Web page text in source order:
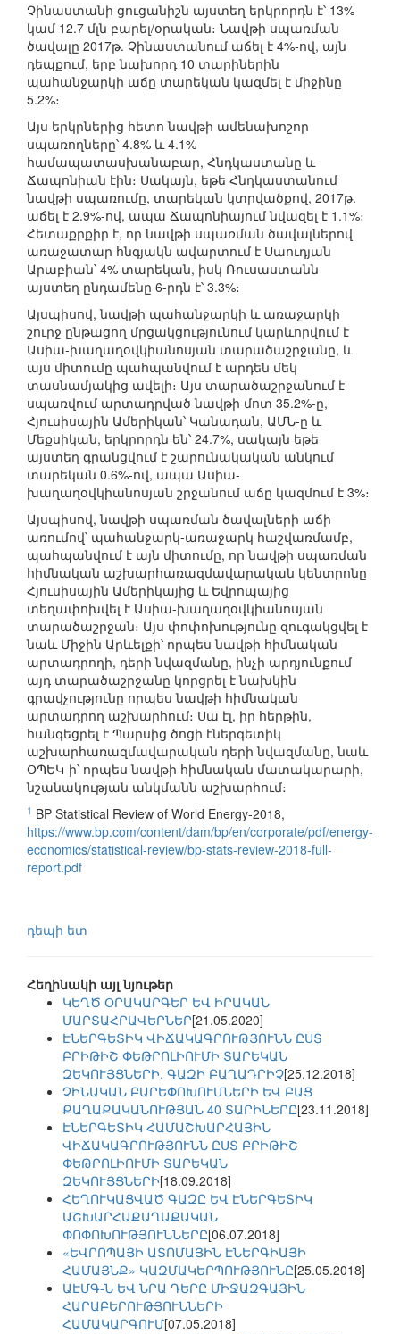
Չինաստանի ցուցանիշն այստեղ երկրորդն է՝ 13%
կամ 12.7 մլն բարել/օրական։ Նավթի սպառման
ծավալը 2017թ. Չինաստանում աճել է 4%-ով, այն
դեպքում, երբ նախորդ 10 տարիներին
պահանջարկի աճը տարեկան կազմել է միջինը
5.2%։
Այս երկրներից հետո նավթի ամենախոշոր
սպառողները՝ 4.8% և 4.1%
համապատասխանաբար, Հնդկաստանը և
Ճապոնիան էին։ Սակայն, եթե Հնդկաստանում
նավթի սպառումը, տարեկան կտրվածքով, 2017թ.
աճել է 2.9%-ով, ապա Ճապոնիայում նվազել է 1.1%։
Հետաքրքիր է, որ նավթի սպառման ծավալներով
առաջատար հնգյակն ավարտում է Սաուդյան
Արաբիան՝ 4% տարեկան, իսկ Ռուսաստանն
այստեղ ընդամենը 6-րդն է՝ 3.3%։
Այսպիսով, նավթի պահանջարկի և առաջարկի
շուրջ ընթացող մրցակցությունում կարևորվում է
Ասիա-խաղաղօվկիանոսյան տարածաշրջանը, և
այս միտումը պահպանվում է արդեն մեկ
տասնամյակից ավելի։ Այս տարածաշրջանում է
սպառվում արտադրված նավթի մոտ 35.2%-ը,
Հյուսիսային Ամերիկան՝ Կանադան, ԱՄՆ-ը և
Մեքսիկան, երկրորդն են՝ 24.7%, սակայն եթե
այստեղ գրանցվում է շարունակական անկում
տարեկան 0.6%-ով, ապա Ասիա-
խաղաղօվկիանոսյան շրջանում աճը կազմում է 3%։
Այսպիսով, նավթի սպառման ծավալների աճի
առումով՝ պահանջարկ-առաջարկ հաշվառմամբ,
պահպանվում է այն միտումը, որ նավթի սպառման
հիմնական աշխարհառազմավարական կենտրոնը
Հյուսիսային Ամերիկայից և Եվրոպայից
տեղափոխվել է Ասիա-խաղաղօվկիանոսյան
տարածաշրջան։ Այս փոփոխությունը զուգակցվել է
նաև Միջին Արևելքի՝ որպես նավթի հիմնական
արտադրողի, դերի նվազմանը, ինչի արդյունքում
այդ տարածաշրջանը կորցրել է նախկին
գրավչությունը որպես նավթի հիմնական
արտադրող աշխարհում։ Սա էլ, իր հերթին,
հանգեցրել է Պարսից ծոցի էներգետիկ
աշխարհառազմավարական դերի նվազմանը, նաև
ՕՊԵԿ-ի՝ որպես նավթի հիմնական մատակարարի,
նշանակության անկմանն աշխարհում։
1 BP Statistical Review of World Energy-2018,
https://www.bp.com/content/dam/bp/en/corporate/pdf/energy-
economics/statistical-review/bp-stats-review-2018-full-
report.pdf
դեպի ետ
Հեղինակի այլ նյութեր
ԿԵՂԾ ՕՐԱԿԱՐԳԵՐ ԵՎ ԻՐԱԿԱՆ
ՄԱՐՏԱՀՐԱՎԵՐՆԵՐ[21.05.2020]
ԷՆԵՐԳԵՏԻԿ ՎԻՃԱԿԱԳՐՈՒԹՅՈՒՆՆ ԸՍՏ
ԲՐԻԹԻՇ ՓԵԹՐՈԼԻՈՒՄԻ ՏԱՐԵԿԱՆ
ԶԵԿՈՒՅՑՆԵՐԻ. ԳԱԶԻ ԲԱՂԱԴՐԻՉ[25.12.2018]
ՉԻՆԱԿԱՆ ԲԱՐԵՓՈԽՈՒՄՆԵՐԻ ԵՎ ԲԱՑ
ՔԱՂԱՔԱԿԱՆՈՒԹՅԱՆ 40 ՏԱՐԻՆԵՐԸ[23.11.2018]
ԷՆԵՐԳԵՏԻԿ ՀԱՄԱՇԽԱՐՀԱՅԻՆ
ՎԻՃԱԿԱԳՐՈՒԹՅՈՒՆՆ ԸՍՏ ԲՐԻԹԻՇ
ՓԵԹՐՈԼԻՈՒՄԻ ՏԱՐԵԿԱՆ
ԶԵԿՈՒՅՑՆԵՐԻ[18.09.2018]
ՀԵՂՈՒԿԱՑՎԱԾ ԳԱԶԸ ԵՎ ԷՆԵՐԳԵՏԻԿ
ԱՇԽԱՐՀԱՔԱՂԱՔԱԿԱՆ
ՓՈՓՈԽՈՒԹՅՈՒՆՆԵՐԸ[06.07.2018]
«ԵՎՐՈՊԱՅԻ ԱՏՈՄԱՅԻՆ ԷՆԵՐԳԻԱՅԻ
ՀԱՄԱՅՆՔ» ԿԱԶՄԱԿԵՐՊՈՒԹՅՈՒՆԸ[25.05.2018]
ԱԷՄԳ-Ն ԵՎ ՆՐԱ ԴԵՐԸ ՄԻՋԱԶԳԱՅԻՆ
ՀԱՐԱԲԵՐՈՒԹՅՈՒՆՆԵՐԻ
ՀԱՄԱԿԱՐԳՈՒՄ[07.05.2018]